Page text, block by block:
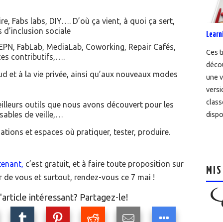
Fabs labs, DIY…. D’où ça vient, à quoi ça sert,
d’inclusion sociale
FabLab, MediaLab, Coworking, Repair Cafés,
contributifs,….
et à la vie privée, ainsi qu’aux nouveaux modes
outils que nous avons découvert pour les
de veille,…
et espaces où pratiquer, tester, produire.
c’est gratuit, et à faire toute proposition sur
vous et surtout, rendez-vous ce 7 mai !
intéressant? Partagez-le!
Ces
une